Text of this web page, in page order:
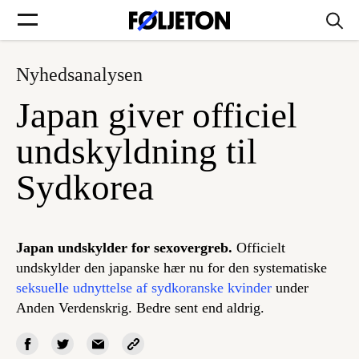
Forsider
Føljetoner
Min side
Nyhedsanalysen
Japan giver officiel
undskyldning til
Sydkorea
Japan undskylder for sexovergreb. Officielt
undskylder den japanske hær nu for den systematiske
seksuelle udnyttelse af sydkoranske kvinder under
Anden Verdenskrig. Bedre sent end aldrig.